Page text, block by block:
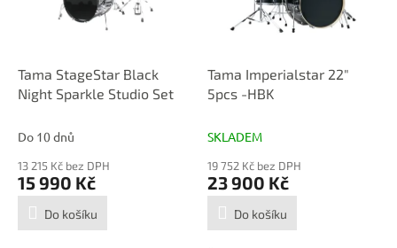
Tama StageStar Black
Night Sparkle Studio Set
Do 10 dnů
13 215 Kč bez DPH
15 990 Kč
Do košíku
Tama Imperialstar 22"
5pcs -HBK
SKLADEM
19 752 Kč bez DPH
23 900 Kč
Do košíku